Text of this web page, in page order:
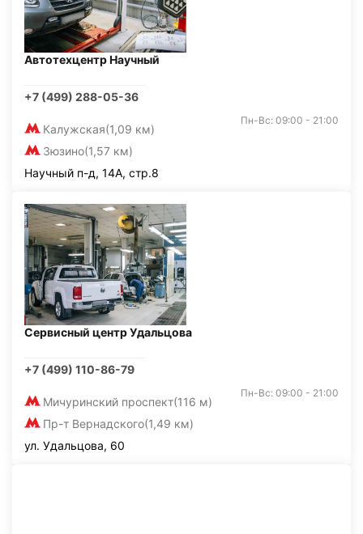
Автотехцентр Научный
+7 (499) 288-05-36
Калужская(1,09 км)
Зюзино(1,57 км)
Пн-Вс: 09:00 - 21:00
Научный п-д, 14А, стр.8
Сервисный центр Удальцова
+7 (499) 110-86-79
Мичуринский проспект(116 м)
Пр-т Вернадского(1,49 км)
Пн-Вс: 09:00 - 21:00
ул. Удальцова, 60